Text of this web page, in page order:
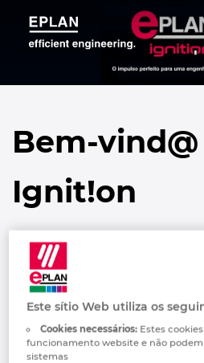
Bem-
Ignit!on
A sua videoteca
sua porta de
universo Eplan
Este sítio Web utiliza os
Cookies necessários:Estes
funcionamento website e não
sistemas